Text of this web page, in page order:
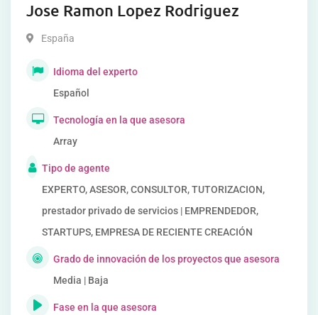
Jose Ramon Lopez Rodriguez
España
Idioma del experto
Español
Tecnología en la que asesora
Array
Tipo de agente
EXPERTO, ASESOR, CONSULTOR, TUTORIZACION,
prestador privado de servicios | EMPRENDEDOR,
STARTUPS, EMPRESA DE RECIENTE CREACIÓN
Grado de innovación de los proyectos que asesora
Media | Baja
Fase en la que asesora